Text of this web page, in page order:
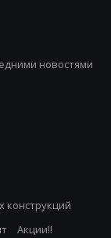
новостями
конструкций
Акции!!